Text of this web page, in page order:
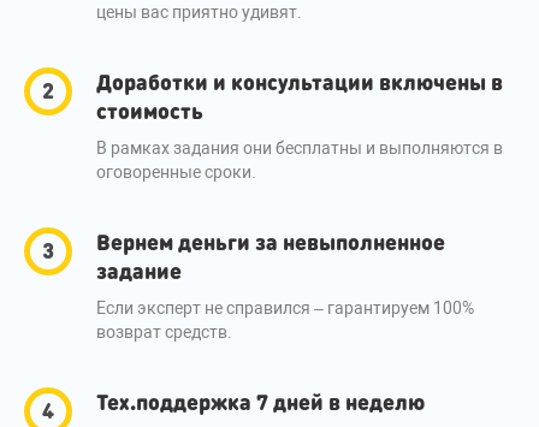
цены вас приятно удивят.
Доработки и консультации включены в
стоимость
В рамках задания они бесплатны и выполняются в
оговоренные сроки.
Вернем деньги за невыполненное
задание
Если эксперт не справился – гарантируем 100%
возврат средств.
Тех.поддержка 7 дней в неделю